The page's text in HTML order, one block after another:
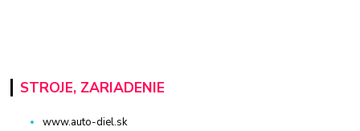
STROJE, ZARIADENIE
www.auto-diel.sk